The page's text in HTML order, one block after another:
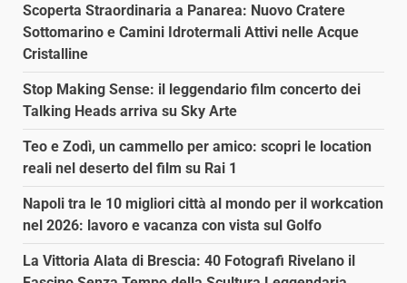
Scoperta Straordinaria a Panarea: Nuovo Cratere
Sottomarino e Camini Idrotermali Attivi nelle Acque
Cristalline
Stop Making Sense: il leggendario film concerto dei
Talking Heads arriva su Sky Arte
Teo e Zodì, un cammello per amico: scopri le location
reali nel deserto del film su Rai 1
Napoli tra le 10 migliori città al mondo per il workcation
nel 2026: lavoro e vacanza con vista sul Golfo
La Vittoria Alata di Brescia: 40 Fotografi Rivelano il